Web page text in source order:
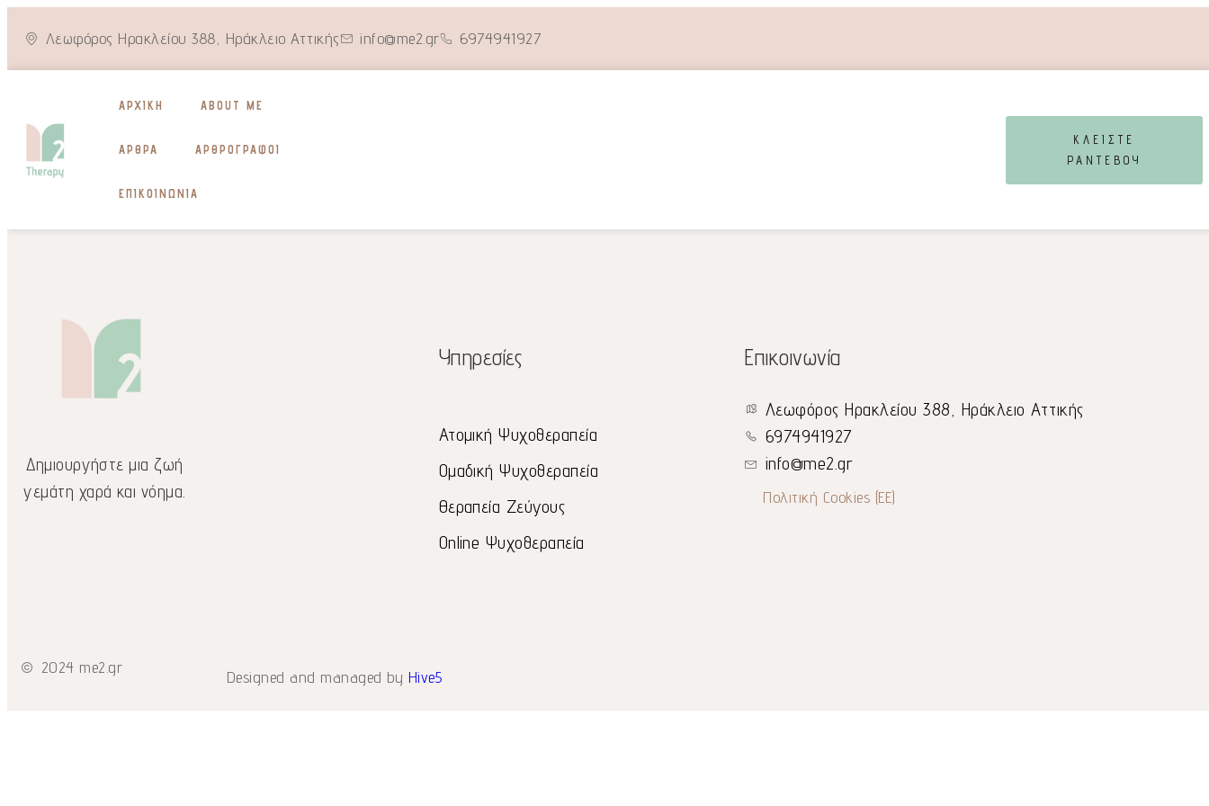
Λεωφόρος Ηρακλείου 388, Ηράκλειο Αττικής info@me2.gr 6974941927
ΑΡΧΙΚΉ ABOUT ME
ΆΡΘΡΑ ΑΡΘΡΟΓΡΆΦΟΙ
ΕΠΙΚΟΙΝΩΝΊΑ
ΚΛΕΙΣΤΕ
ΡΑΝΤΕΒΟΥ
Δημιουργήστε μια ζωή
γεμάτη χαρά και νόημα.
Υπηρεσίες
Ατομική Ψυχοθεραπεία
Ομαδική Ψυχοθεραπεία
Θεραπεία Ζεύγους
Online Ψυχοθεραπεία
Επικοινωνία
Λεωφόρος Ηρακλείου 388, Ηράκλειο Αττικής
6974941927
info@me2.gr
Πολιτική Cookies (ΕΕ)
2024 me2.gr
Designed and managed by Hive5